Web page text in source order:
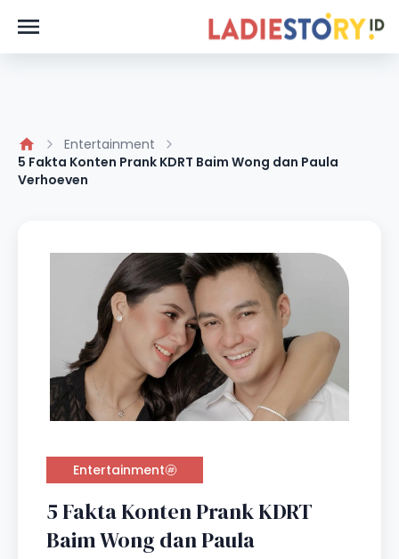
Entertainment
5 Fakta Konten Prank KDRT Baim Wong dan Paula
Verhoeven
Entertainment
5 Fakta Konten Prank KDRT
Baim Wong dan Paula